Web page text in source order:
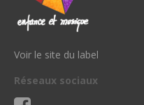
Voir le site du label
Réseaux sociaux